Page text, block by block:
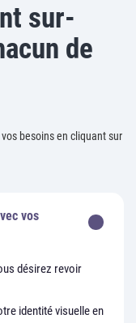
sur-
de
besoins en cliquant sur
vos
désirez revoir
identité visuelle en